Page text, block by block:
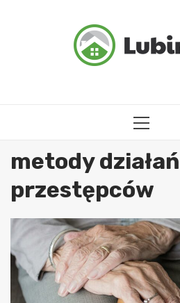
PRIMARY
metody działań
przestępców